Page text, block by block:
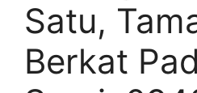
Satu,
Berkat